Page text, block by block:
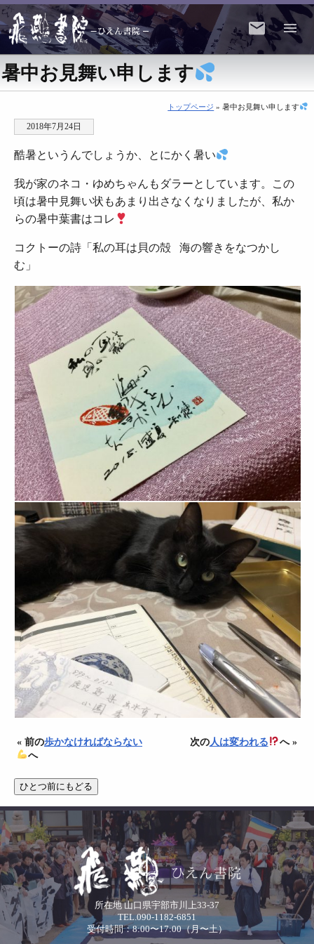
暑中お見舞い申します
トップページ » 暑中お見舞い申します
2018年7月24日
酷暑というんでしょうか、とにかく暑い
我が家のネコ ・ゆめちゃんもダラーとしています。この
頃は暑中見舞い状もあまり出さなくなりましたが、私か
らの暑中葉書はコレ
コクトーの詩「私の耳は貝の殻 海の響きをなつかし
む」
« 前の歩かなければならない
へ
次の人は変われる へ »
所在地 山口県宇部市川上33-37
TEL.090-1182-6851
受付時間：8:00〜17:00（月〜土）